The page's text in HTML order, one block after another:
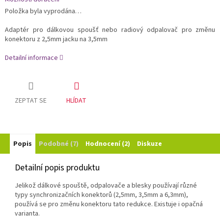
Položka byla vyprodána…
Adaptér pro dálkovou spoušť nebo radiový odpalovač pro změnu
konektoru z 2,5mm jacku na 3,5mm
Detailní informace
ZEPTAT SE HLÍDAT
Popis Podobné (7) Hodnocení (2) Diskuze
Detailní popis produktu
Jelikož dálkové spouště, odpalovače a blesky používají různé
typy synchronizačních konektorů (2,5mm, 3,5mm a 6,3mm),
používá se pro změnu konektoru tato redukce. Existuje i opačná
varianta.